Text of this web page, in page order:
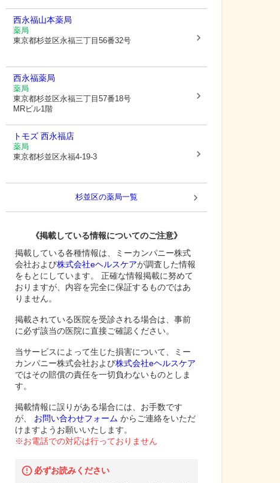
西永福山本薬局
薬局
東京都杉並区永福三丁目56番32号
西永福薬局
薬局
東京都杉並区永福三丁目57番18号
MRビル1階
トモズ 西永福店
薬局
東京都杉並区永福4-19-3
杉並区の薬局一覧
《掲載している情報についてのご注意》
掲載している各種情報は、ミーカンパニー株式
会社および株式会社eヘルスケアが調査した情報
をもとにしています。 正確な情報掲載に努めて
おりますが、内容を完全に保証するものではあ
りません。
掲載されている医院を受診される場合は、事前
に必ず該当の医院に直接ご確認ください。
当サービスによって生じた損害について、ミー
カンパニー株式会社および株式会社eヘルスケア
ではその賠償の責任を一切負わないものとしま
す。
掲載情報に誤りがある場合には、お手数です
が、
お問い合わせフォーム からご連絡をいただ
けますようお願いいたします。
※お電話での対応は行っておりません
必ずお読みください